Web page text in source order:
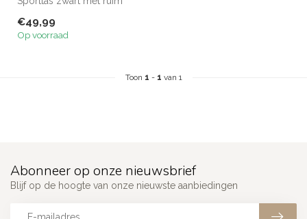
stevi...
€49,99
Op voorraad
Toon 1 - 1 van 1
Abonneer op onze nieuwsbrief
Blijf op de hoogte van onze nieuwste aanbiedingen